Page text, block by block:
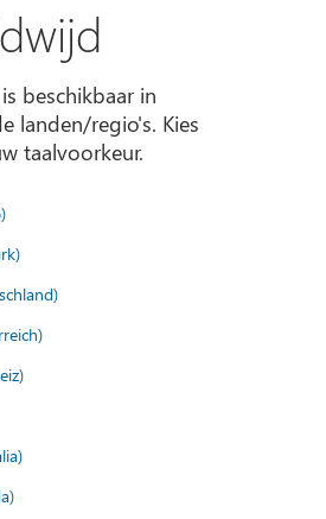
beschikbaar in
landen/regio's. Kies
taalvoorkeur.